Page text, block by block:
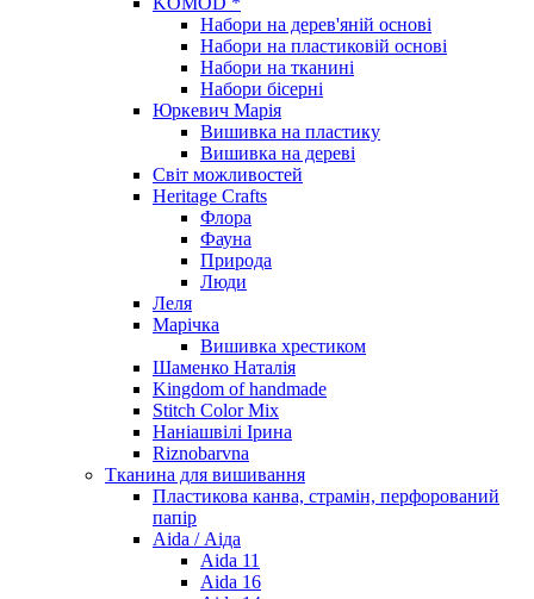
Набори на дерев'яній основі
Набори на пластиковій основі
Набори на тканині
Набори бісерні
Юркевич Марія
Вишивка на пластику
Вишивка на дереві
Світ можливостей
Heritage Crafts
Флора
Фауна
Природа
Люди
Леля
Марічка
Вишивка хрестиком
Шаменко Наталія
Kingdom of handmade
Stitch Color Mix
Наніашвілі Ірина
Riznobarvna
Тканина для вишивання
Пластикова канва, страмін, перфорований
папір
Aida / Аіда
Aida 11
Aida 16